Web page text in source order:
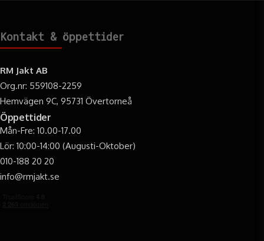
Kontakt & öppettider
RM Jakt AB
Org.nr: 559108-2259
Hemvägen 9C, 95731 Övertorneå
Öppettider
Mån-Fre: 10.00-17.00
Lör: 10:00-14:00 (Augusti-Oktober)
010-188 20 20
info@rmjakt.se